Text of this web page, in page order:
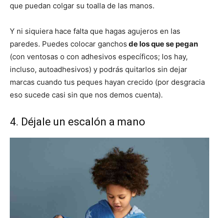
que puedan colgar su toalla de las manos.
Y ni siquiera hace falta que hagas agujeros en las
paredes. Puedes colocar ganchos de los que se pegan
(con ventosas o con adhesivos específicos; los hay,
incluso, autoadhesivos) y podrás quitarlos sin dejar
marcas cuando tus peques hayan crecido (por desgracia
eso sucede casi sin que nos demos cuenta).
4. Déjale un escalón a mano